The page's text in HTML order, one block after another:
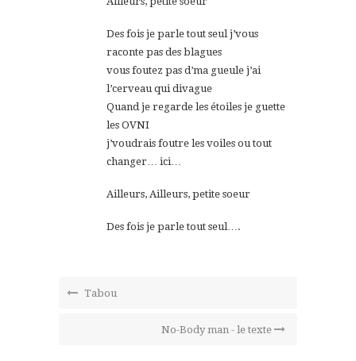
Des fois je parle tout seul j’vous
raconte pas des blagues
vous foutez pas d’ma gueule j’ai
l’cerveau qui divague
Quand je regarde les étoiles je guette
les OVNI
j’voudrais foutre les voiles ou tout
changer… ici…
Ailleurs, Ailleurs, petite soeur
Des fois je parle tout seul….
Tabou
No-Body man - le texte